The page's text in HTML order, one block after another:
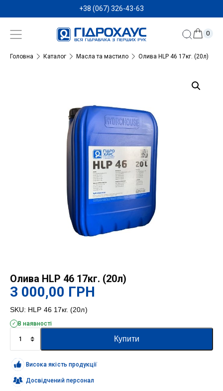
+38 (067) 326-43-63
0
Головна Каталог Масла та мастило Олива HLP 46 17кг. (20л)
Олива HLP 46 17кг. (20л)
3 000,00 ГРН
SKU: HLP 46 17кг. (20л)
В наявності
HLP
46
17кг.
(20л)
кількість
Купити
Висока якість продукції
Досвідчений персонал